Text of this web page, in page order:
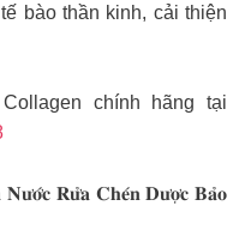
bào thần kinh, cải thiện
chính hãng tại
𝐍𝐮̛𝐨̛́𝐜 𝐑𝐮̛̉𝐚 𝐂𝐡𝐞́𝐧 𝐃𝐮̛𝐨̛̣𝐜 𝐁𝐚̉𝐨